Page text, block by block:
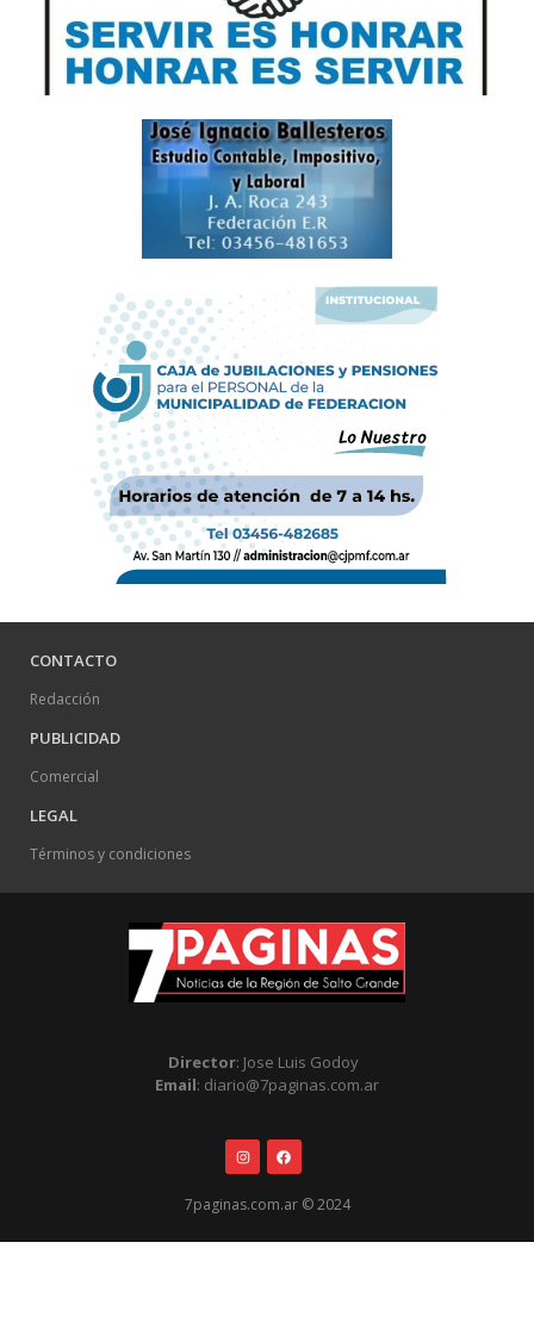
CONTACTO
Redacción
PUBLICIDAD
Comercial
LEGAL
Términos y condiciones
Director: Jose Luis Godoy
Email: diario@7paginas.com.ar
7paginas.com.ar © 2024